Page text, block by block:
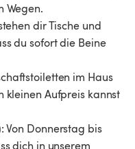
Wegen.
dir Tische und
du sofort die Beine
im Haus
kleinen Aufpreis kannst
Von Donnerstag bis
dich in unserem